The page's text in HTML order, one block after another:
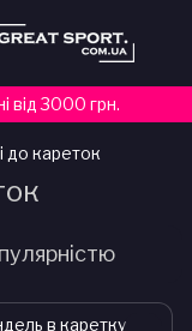
від 3000 грн.
до кареток